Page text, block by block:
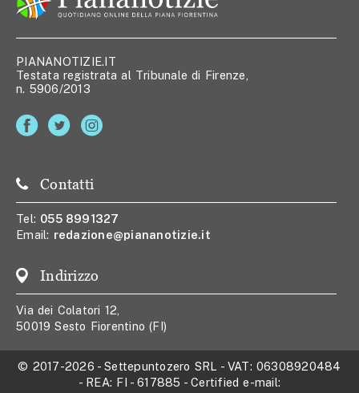
PIANANOTIZIE.IT
Testata registrata al Tribunale di Firenze,
n. 5906/2013
Contatti
Tel: 055 8991327
Email: redazione@piananotizie.it
Indirizzo
Via dei Colatori 12,
50019 Sesto Fiorentino (FI)
© 2017-2026 -Settepuntozero SRL - VAT: 06308920484
- REA: FI - 617885 - Certified e-mail: